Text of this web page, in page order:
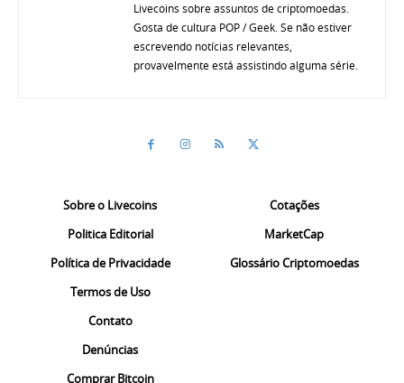
Livecoins sobre assuntos de criptomoedas.
Gosta de cultura POP / Geek. Se não estiver
escrevendo notícias relevantes,
provavelmente está assistindo alguma série.
Sobre o Livecoins
Politica Editorial
Política de Privacidade
Termos de Uso
Contato
Denúncias
Comprar Bitcoin
Cotações
MarketCap
Glossário Criptomoedas